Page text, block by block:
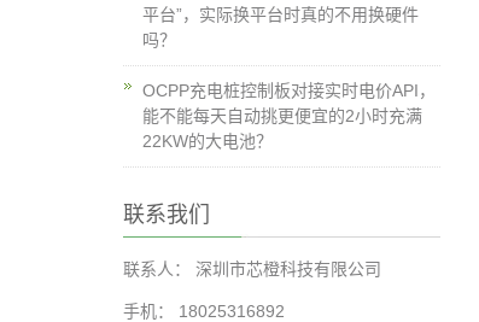
平台”，实际换平台时真的不用换硬件
吗？
OCPP充电桩控制板对接实时电价API，
能不能每天自动挑更便宜的2小时充满
22KW的大电池？
联系我们
联系人： 深圳市芯橙科技有限公司
手机： 18025316892